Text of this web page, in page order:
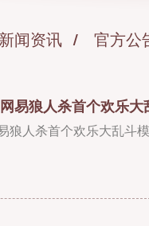
新闻资讯 官方公
易狼人杀首个欢乐大
狼人杀首个欢乐大乱斗